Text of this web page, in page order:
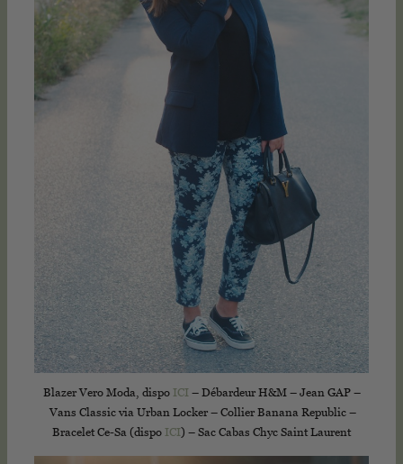
Blazer Vero Moda, dispoICI– Débardeur H&M – Jean GAP –
Vans Classic via Urban Locker – Collier Banana Republic –
Bracelet Ce-Sa (dispoICI) – Sac Cabas Chyc Saint Laurent